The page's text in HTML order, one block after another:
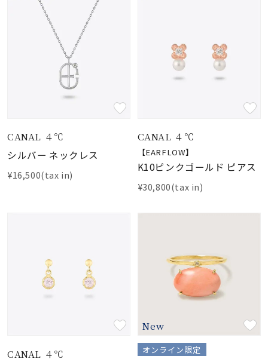
リングサイズ
リングサイズ
～
在庫 在庫ありのみ
CANAL ４℃
シルバー ネックレス
¥16,500(tax in)
CANAL ４℃
【EARFLOW】
K10ピンクゴールド ピアス
¥30,800(tax in)
CANAL ４℃
New
オンライン限定